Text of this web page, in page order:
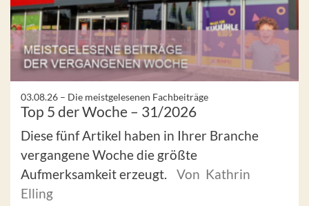
03.08.26 – Die meistgelesenen Fachbeiträge
Top 5 der Woche – 31/2026
Diese fünf Artikel haben in Ihrer Branche
vergangene Woche die größte
Aufmerksamkeit erzeugt.
Von Kathrin
Elling